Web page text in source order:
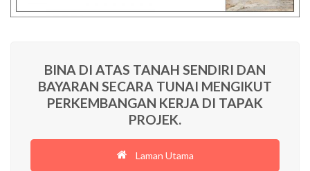
BINA DI ATAS TANAH SENDIRI DAN
BAYARAN SECARA TUNAI MENGIKUT
PERKEMBANGAN KERJA DI TAPAK
PROJEK.
Laman Utama